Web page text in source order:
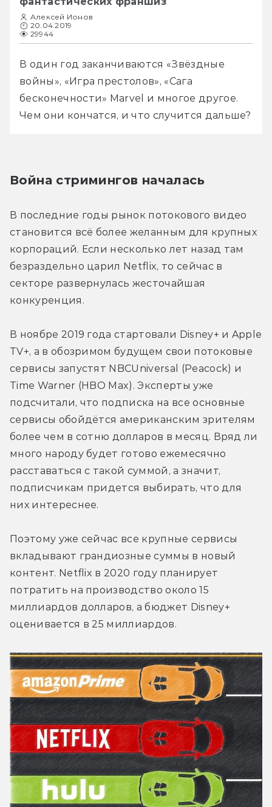
Алексей Ионов
20.04.2019
29944
В один год заканчиваются «Звёздные
войны», «Игра престолов», «Сага
бесконечности» Marvel и многое другое.
Чем они кончатся, и что случится дальше?
Война стримингов началась
В последние годы рынок потокового видео
становится всё более желанным для крупных
корпораций. Если несколько лет назад там
безраздельно царил Netflix, то сейчас в
секторе развернулась жесточайшая
конкуренция.
В ноябре 2019 года стартовали Disney+ и Apple
TV+, а в обозримом будущем свои потоковые
сервисы запустят NBCUniversal (Peacock) и
Time Warner (HBO Max). Эксперты уже
подсчитали, что подписка на все основные
сервисы обойдётся американским зрителям
более чем в сотню долларов в месяц. Вряд ли
много народу будет готово ежемесячно
расставаться с такой суммой, а значит,
подписчикам придется выбирать, что для
них интереснее.
Поэтому уже сейчас все крупные сервисы
вкладывают грандиозные суммы в новый
контент. Netflix в 2020 году планирует
потратить на производство около 15
миллиардов долларов, а бюджет Disney+
оценивается в 25 миллиардов.